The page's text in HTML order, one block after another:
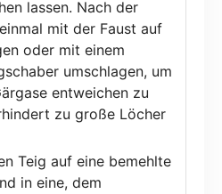
lassen. Nach der
mit der Faust auf
oder mit einem
umschlagen, um
entweichen zu
zu große Löcher
Teig auf eine bemehlte
in eine, dem